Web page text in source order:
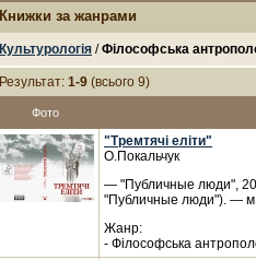
Книжки за жанрами
Культурологія /Філософська
Результат: 1-9 (всього 9)
Фото
"Тремтячі еліти"
О.Покальчук
— "Публичные люди",
"Публичные люди"). —
Жанр:
- Філософська